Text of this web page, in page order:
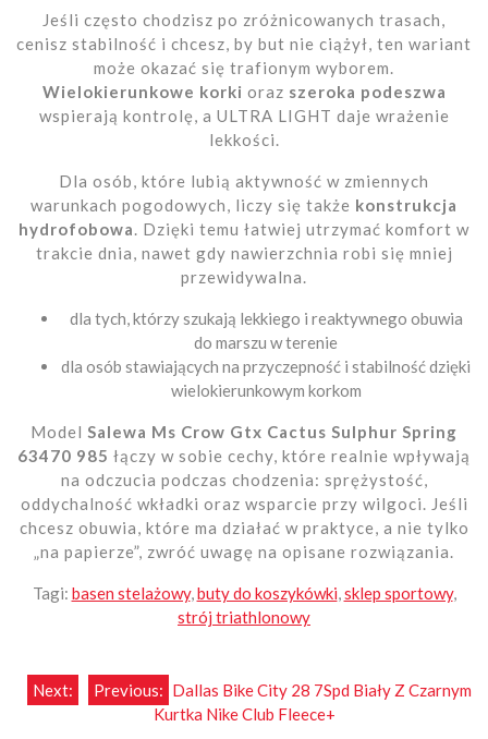
Jeśli często chodzisz po zróżnicowanych trasach,
cenisz stabilność i chcesz, by but nie ciążył, ten wariant
może okazać się trafionym wyborem.
Wielokierunkowe korki oraz szeroka podeszwa
wspierają kontrolę, a ULTRA LIGHT daje wrażenie
lekkości.
Dla osób, które lubią aktywność w zmiennych
warunkach pogodowych, liczy się także konstrukcja
hydrofobowa. Dzięki temu łatwiej utrzymać komfort w
trakcie dnia, nawet gdy nawierzchnia robi się mniej
przewidywalna.
dla tych, którzy szukają lekkiego i reaktywnego obuwia
do marszu w terenie
dla osób stawiających na przyczepność i stabilność dzięki
wielokierunkowym korkom
Model Salewa Ms Crow Gtx Cactus Sulphur Spring
63470 985 łączy w sobie cechy, które realnie wpływają
na odczucia podczas chodzenia: sprężystość,
oddychalność wkładki oraz wsparcie przy wilgoci. Jeśli
chcesz obuwia, które ma działać w praktyce, a nie tylko
„na papierze”, zwróć uwagę na opisane rozwiązania.
Tagi: basen stelażowy,buty do koszykówki,sklep sportowy,
strój triathlonowy
Nawigacja
Previous: Dallas Bike City 28 7Spd Biały Z Czarnym
Next:
Kurtka Nike Club Fleece+